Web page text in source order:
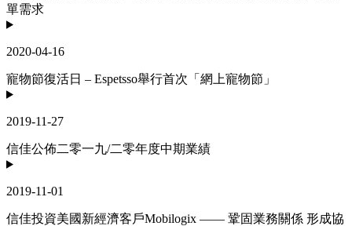
單需求
2020-04-16
寵物節復活日 – Espetsso舉行首次「網上寵物節」
2019-11-27
信佳公佈二零一九/二零年度中期業績
2019-11-01
信佳投資美國新經濟客戶Mobilogix —— 鞏固業務關係 形成協